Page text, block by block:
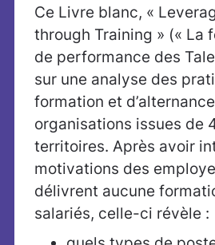
Ce Livre blanc, «
through Training » (« La
de performance des
sur une analyse des
formation et
organisations issues de
territoires. Après avoir
motivations des
délivrent aucune
salariés, celle-ci révèle :